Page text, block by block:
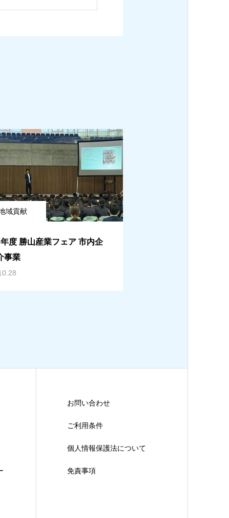
域貢献
度 勝山産業フェア 市内企
事業
お問い合わせ
ご利用条件
個人情報保護法について
免責事項